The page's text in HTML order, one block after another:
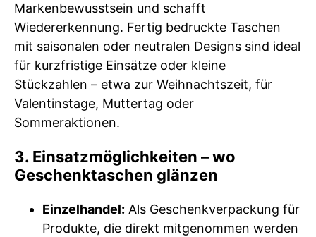
Markenbewusstsein und schafft
Wiedererkennung. Fertig bedruckte Taschen
mit saisonalen oder neutralen Designs sind ideal
für kurzfristige Einsätze oder kleine
Stückzahlen – etwa zur Weihnachtszeit, für
Valentinstage, Muttertag oder
Sommeraktionen.
3. Einsatzmöglichkeiten – wo
Geschenktaschen glänzen
Einzelhandel: Als Geschenkverpackung für
Produkte, die direkt mitgenommen werden